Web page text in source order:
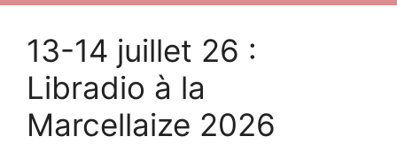
13-14 juillet 26 :
Libradio à la
Marcellaize 2026